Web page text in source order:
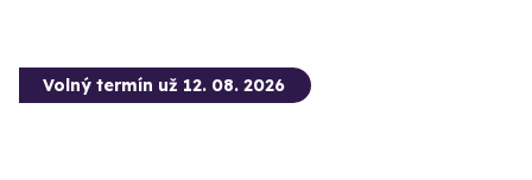
Volný termín už 12. 08. 2026